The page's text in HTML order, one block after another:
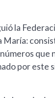
la
que
por este